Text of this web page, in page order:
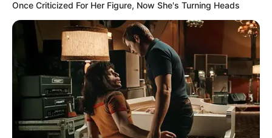
Once Criticized For Her Figure, Now She's Turning Heads